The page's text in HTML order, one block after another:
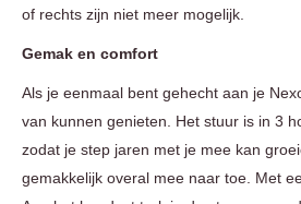
of rechts zijn niet meer mogelijk.
Gemak en comfort
Als je eenmaal bent gehecht aan je
van kunnen genieten. Het stuur is in 3
zodat je step jaren met je mee kan
gemakkelijk overal mee naar toe. Met